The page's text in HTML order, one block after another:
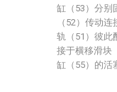
缸（53）分别
（52）传动
轨（51）彼此
接于横移滑块
缸（55）的活